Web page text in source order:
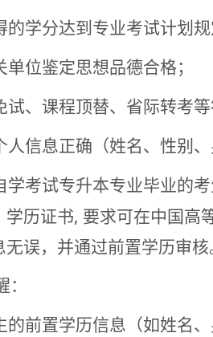
的学分达到专业考试计划
单位鉴定思想品德合格；
试、课程顶替、省际转考
人信息正确（姓名、性别
学考试专升本专业毕业的
学历证书, 要求可在中国高
无误，并通过前置学历审
的前置学历信息（如姓名